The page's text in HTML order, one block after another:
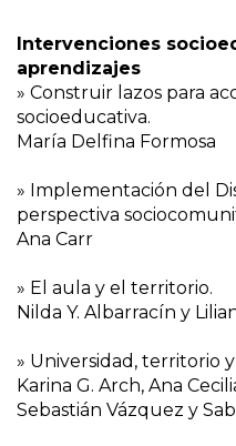
Intervenciones
aprendizajes
» Construir lazos para
socioeducativa.
María Delfina Formosa
» Implementación del
perspectiva
Ana Carr
» El aula y el territorio.
Nilda Y. Albarracín y
» Universidad, territorio
Karina G. Arch, Ana
Sebastián Vázquez y